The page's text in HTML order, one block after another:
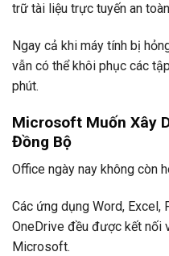
trữ tài liệu trực tuyến an
Ngay cả khi máy tính bị
vẫn có thể khôi phục các
phút.
Microsoft Muốn Xây
Đồng Bộ
Office ngày nay không còn
Các ứng dụng Word, Excel,
OneDrive đều được kết nối
Microsoft.